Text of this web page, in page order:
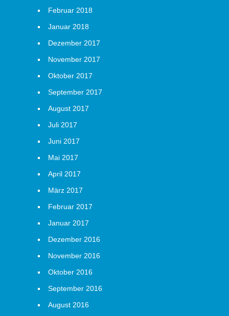
Februar 2018
Januar 2018
Dezember 2017
November 2017
Oktober 2017
September 2017
August 2017
Juli 2017
Juni 2017
Mai 2017
April 2017
März 2017
Februar 2017
Januar 2017
Dezember 2016
November 2016
Oktober 2016
September 2016
August 2016